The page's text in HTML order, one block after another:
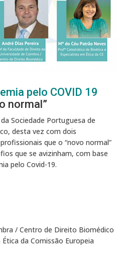
pelo COVID 19
normal”
Sociedade Portuguesa de
desta vez com dois
que o “novo normal”
que se avizinham, com base
pelo Covid-19.
/ Centro de Direito Biomédico
da Comissão Europeia